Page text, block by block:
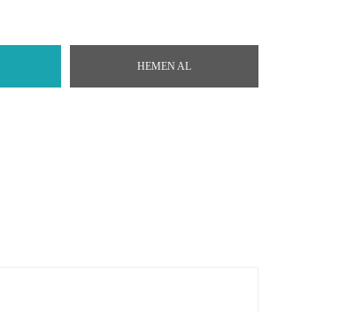
HEMEN AL